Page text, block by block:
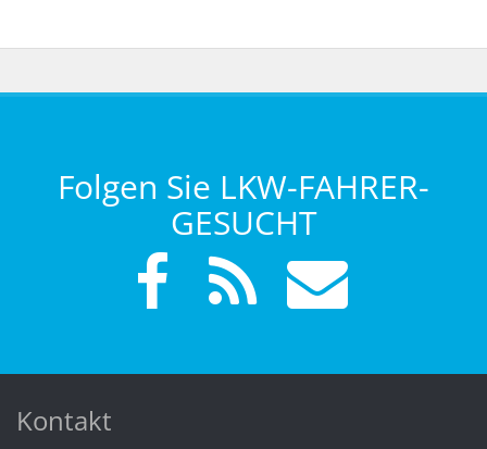
Folgen Sie LKW-FAHRER-
GESUCHT
Kontakt